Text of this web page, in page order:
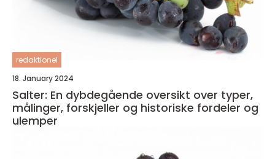
redaktionel
18. January 2024
Salter: En dybdegående oversikt over typer,
målinger, forskjeller og historiske fordeler og
ulemper